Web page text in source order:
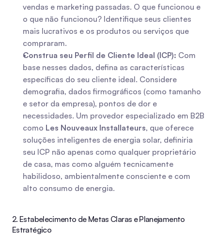
vendas e marketing passadas. O que funcionou e
o que não funcionou? Identifique seus clientes
mais lucrativos e os produtos ou serviços que
compraram.
Construa seu Perfil de Cliente Ideal (ICP): Com
base nesses dados, defina as características
específicas do seu cliente ideal. Considere
demografia, dados firmográficos (como tamanho
e setor da empresa), pontos de dor e
necessidades. Um provedor especializado em B2B
como Les Nouveaux Installateurs, que oferece
soluções inteligentes de energia solar, definiria
seu ICP não apenas como qualquer proprietário
de casa, mas como alguém tecnicamente
habilidoso, ambientalmente consciente e com
alto consumo de energia.
2. Estabelecimento de Metas Claras e Planejamento
Estratégico